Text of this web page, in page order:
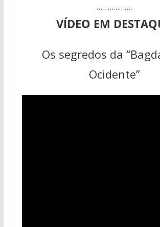
……………….
VÍDEO EM
Os segredos da
Ocidente”